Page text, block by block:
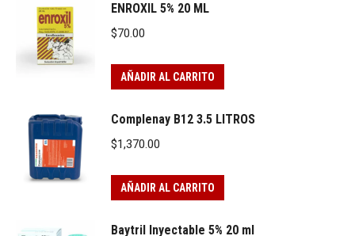
ENROXIL 5% 20 ML
$70.00
AÑADIR AL CARRITO
Complenay B12 3.5 LITROS
$1,370.00
AÑADIR AL CARRITO
Baytril Inyectable 5% 20 ml